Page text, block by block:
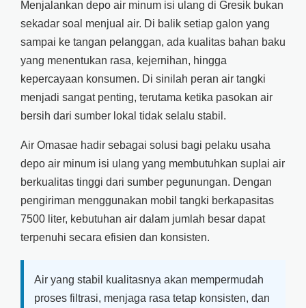
Menjalankan depo air minum isi ulang di Gresik bukan
sekadar soal menjual air. Di balik setiap galon yang
sampai ke tangan pelanggan, ada kualitas bahan baku
yang menentukan rasa, kejernihan, hingga
kepercayaan konsumen. Di sinilah peran air tangki
menjadi sangat penting, terutama ketika pasokan air
bersih dari sumber lokal tidak selalu stabil.
Air Omasae hadir sebagai solusi bagi pelaku usaha
depo air minum isi ulang yang membutuhkan suplai air
berkualitas tinggi dari sumber pegunungan. Dengan
pengiriman menggunakan mobil tangki berkapasitas
7500 liter, kebutuhan air dalam jumlah besar dapat
terpenuhi secara efisien dan konsisten.
Air yang stabil kualitasnya akan mempermudah
proses filtrasi, menjaga rasa tetap konsisten, dan